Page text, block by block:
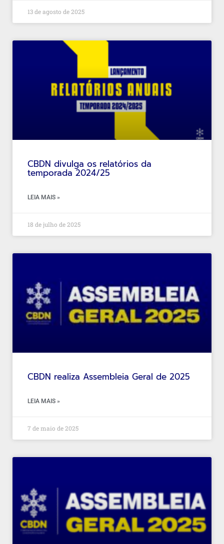
13 de agosto de 2025
CBDN divulga os relatórios da
temporada 2024/25
LEIA MAIS »
18 de julho de 2025
CBDN realiza Assembleia Geral de 2025
LEIA MAIS »
7 de maio de 2025